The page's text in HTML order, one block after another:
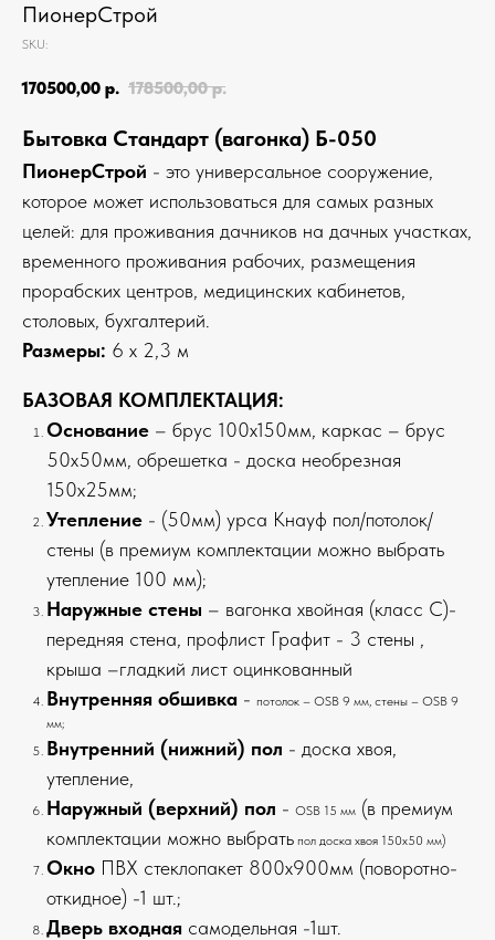
ПионерСтрой
SKU:
170500,00 р. 178500,00 р.
Бытовка Стандарт (вагонка) Б-050
ПионерСтрой - это универсальное сооружение,
которое может использоваться для самых разных
целей: для проживания дачников на дачных участках,
временного проживания рабочих, размещения
прорабских центров, медицинских кабинетов,
столовых, бухгалтерий.
Размеры: 6 х 2,3 м
БАЗОВАЯ КОМПЛЕКТАЦИЯ:
Основание – брус 100х150мм, каркас – брус
50х50мм, обрешетка - доска необрезная
150х25мм;
Утепление - (50мм) урса Кнауф пол/потолок/
стены (в премиум комплектации можно выбрать
утепление 100 мм);
Наружные стены – вагонка хвойная (класс С)-
передняя стена, профлист Графит - 3 стены ,
крыша –гладкий лист оцинкованный
Внутренняя обшивка - потолок – OSB 9 мм, стены – OSB 9
мм;
Внутренний (нижний) пол - доска хвоя,
утепление,
Наружный (верхний) пол - OSB 15 мм (в премиум
комплектации можно выбрать пол доска хвоя 150х50 мм)
Окно ПВХ стеклопакет 800х900мм (поворотно-
откидное) -1 шт.;
Дверь входная самодельная -1шт.